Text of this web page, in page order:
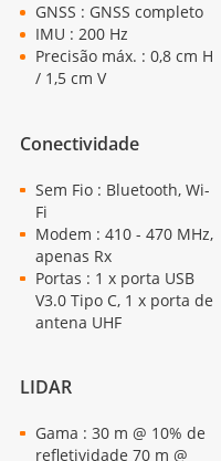
GNSS : GNSS completo
IMU : 200 Hz
Precisão máx. : 0,8 cm H
/ 1,5 cm V
Conectividade
Sem Fio : Bluetooth, Wi-
Fi
Modem : 410 - 470 MHz,
apenas Rx
Portas : 1 x porta USB
V3.0 Tipo C, 1 x porta de
antena UHF
LIDAR
Gama : 30 m @ 10% de
refletividade 70 m @